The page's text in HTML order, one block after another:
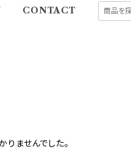
CONTACT
ませんでした。